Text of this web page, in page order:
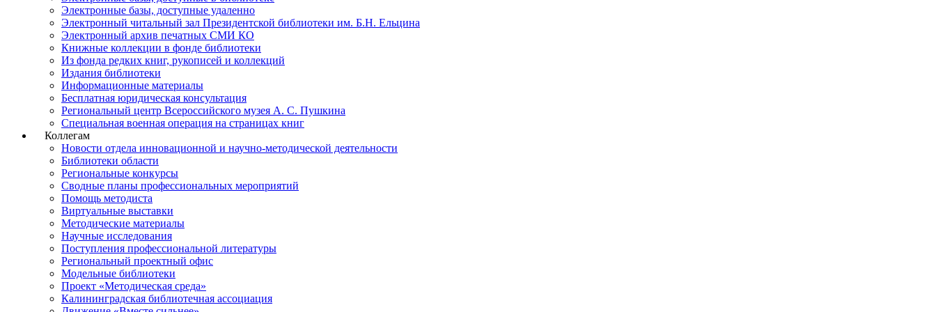
Электронные базы, доступные удаленно
Электронный читальный зал Президентской библиотеки им. Б.Н. Ельцина
Электронный архив печатных СМИ КО
Книжные коллекции в фонде библиотеки
Из фонда редких книг, рукописей и коллекций
Издания библиотеки
Информационные материалы
Бесплатная юридическая консультация
Региональный центр Всероссийского музея А. С. Пушкина
Специальная военная операция на страницах книг
Коллегам
Новости отдела инновационной и научно-методической деятельности
Библиотеки области
Региональные конкурсы
Сводные планы профессиональных мероприятий
Помощь методиста
Виртуальные выставки
Методические материалы
Научные исследования
Поступления профессиональной литературы
Региональный проектный офис
Модельные библиотеки
Проект «Методическая среда»
Калининградская библиотечная ассоциация